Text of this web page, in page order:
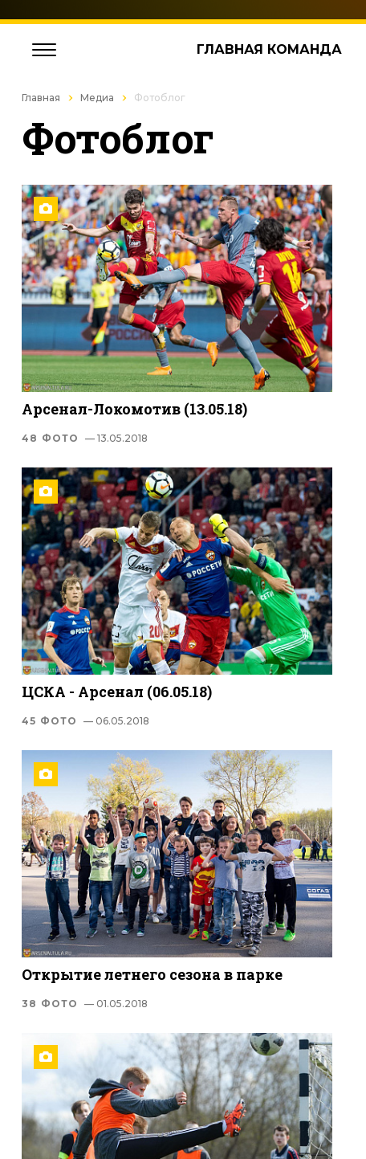
ГЛАВНАЯ КОМАНДА
Главная Медиа Фотоблог
Фотоблог
Арсенал-Локомотив (13.05.18)
48 ФОТО — 13.05.2018
ЦСКА - Арсенал (06.05.18)
45 ФОТО — 06.05.2018
Открытие летнего сезона в парке
38 ФОТО — 01.05.2018